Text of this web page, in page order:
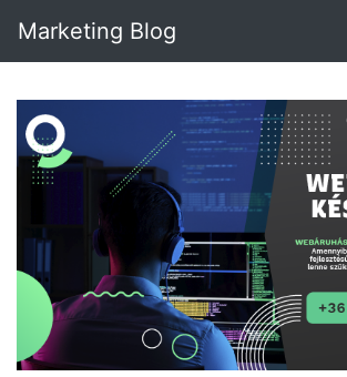
Marketing Blog